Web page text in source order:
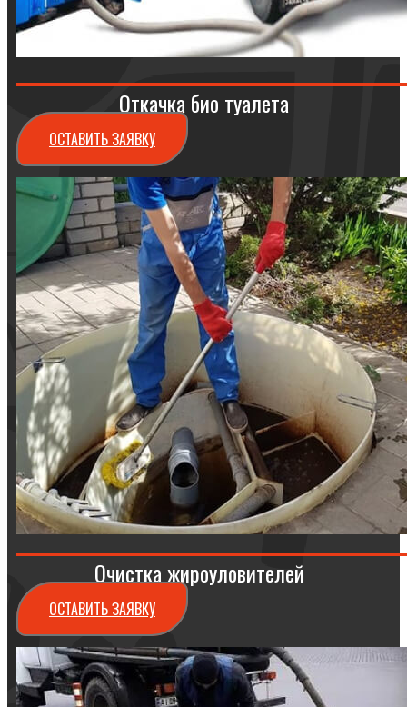
Откачка био туалета
ОСТАВИТЬ ЗАЯВКУ
Очистка жироуловителей
ОСТАВИТЬ ЗАЯВКУ